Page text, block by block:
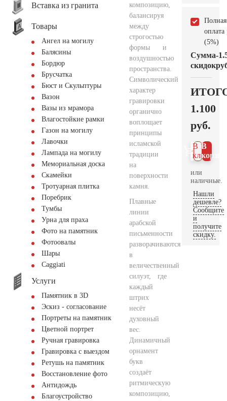
Вставка из гранита
Товары
Ангел на могилу
Балясины
Бордюр
Брусчатка
Бюст и Скульптуры
Вазон
Вазы из мрамора
Влагостойкие рамки
Газон на могилу
Лавочки
Лампада на могилу
Мемориальная доска
Скамейки
Тротуарная плитка
Поребрик
Тумбы
Урна для праха
Фото на памятник
Фотоовалы
Шары
Сaggiati
Услуги
Памятник в 3D
Эскиз - согласование
Портреты на памятник
Цветной портрет
Ручная гравировка
Гравировка с выездом
Ретушь на памятник
Восстановление фото
Антидождь
Благоустройство
композицию,
балансируя
между
строгостью
формы и
воздушностью
пространства.
Символический
характер
гравировки
органично
воплощает
принципы
исламской
традиции
на
поверхности
камня.
Плавные
линии
арабской
письменности
разворачиваются
в
величественный
силуэт, где
каждый
штрих
несёт
духовный
вес.
Динамичный
орнамент
букв
создаёт
ритмическую
композицию,
Полная
оплата
(5%)
Сумма
скидок
-
1.100
руб.
В
В 1
клик
или
наличные.
Нашли
дешевле?
Сообщите
и
получите
скидку.